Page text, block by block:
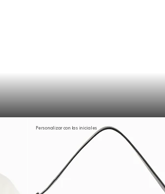
Personalizar con las iniciales